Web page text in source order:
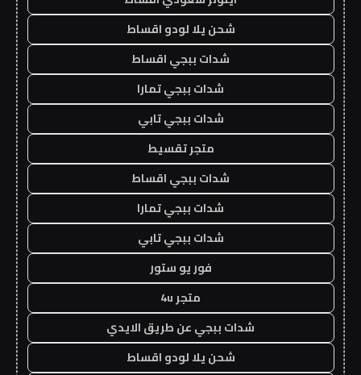
شحن يلا لودو اقساط
شدات ببجي اقساط
شدات ببجي تمارا
شدات ببجي تابي
متجر تقسيط
شدات ببجي اقساط
شدات ببجي تمارا
شدات ببجي تابي
فور يو ستور
متجر 4u
شدات ببجي عن طريق الايدي
شحن يلا لودو اقساط